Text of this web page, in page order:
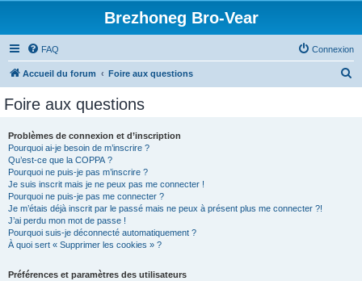
Brezhoneg Bro-Vear
FAQ Connexion
Accueil du forum Foire aux questions
Foire aux questions
Problèmes de connexion et d’inscription
Pourquoi ai-je besoin de m’inscrire ?
Qu’est-ce que la COPPA ?
Pourquoi ne puis-je pas m’inscrire ?
Je suis inscrit mais je ne peux pas me connecter !
Pourquoi ne puis-je pas me connecter ?
Je m’étais déjà inscrit par le passé mais ne peux à présent plus me connecter ?!
J’ai perdu mon mot de passe !
Pourquoi suis-je déconnecté automatiquement ?
À quoi sert « Supprimer les cookies » ?
Préférences et paramètres des utilisateurs